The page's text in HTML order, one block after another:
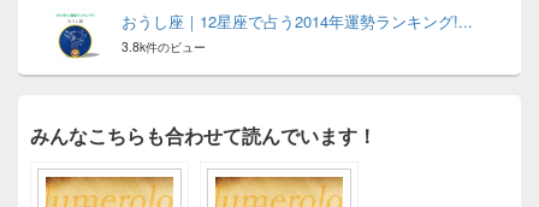
おうし座｜12星座で占う2014年運勢ランキング!...
3.8k件のビュー
みんなこちらも合わせて読んでいます！